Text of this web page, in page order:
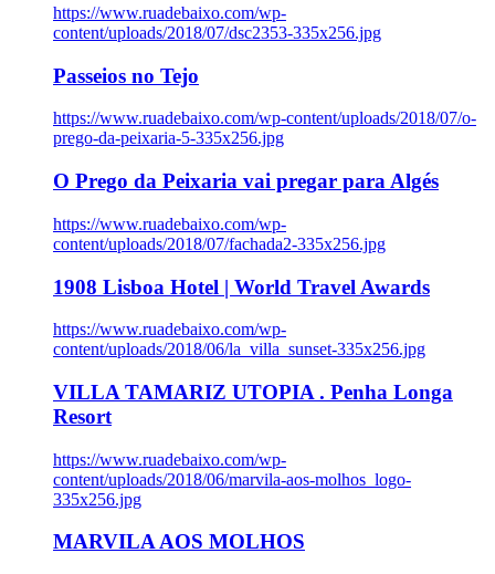
https://www.ruadebaixo.com/wp-
content/uploads/2018/07/dsc2353-335x256.jpg
Passeios no Tejo
https://www.ruadebaixo.com/wp-content/uploads/2018/07/o-
prego-da-peixaria-5-335x256.jpg
O Prego da Peixaria vai pregar para Algés
https://www.ruadebaixo.com/wp-
content/uploads/2018/07/fachada2-335x256.jpg
1908 Lisboa Hotel | World Travel Awards
https://www.ruadebaixo.com/wp-
content/uploads/2018/06/la_villa_sunset-335x256.jpg
VILLA TAMARIZ UTOPIA . Penha Longa
Resort
https://www.ruadebaixo.com/wp-
content/uploads/2018/06/marvila-aos-molhos_logo-
335x256.jpg
MARVILA AOS MOLHOS